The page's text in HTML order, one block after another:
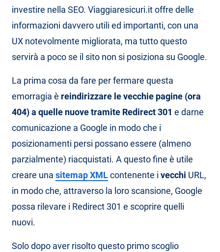
investire nella SEO. Viaggiaresicuri.it offre delle
informazioni davvero utili ed importanti, con una
UX notevolmente migliorata, ma tutto questo
servirà a poco se il sito non si posiziona su Google.
La prima cosa da fare per fermare questa
emorragia è reindirizzare le vecchie pagine (ora
404) a quelle nuove tramite Redirect 301 e darne
comunicazione a Google in modo che i
posizionamenti persi possano essere (almeno
parzialmente) riacquistati. A questo fine è utile
creare una sitemap XMLcontenente i vecchi URL,
in modo che, attraverso la loro scansione, Google
possa rilevare i Redirect 301 e scoprire quelli
nuovi.
Solo dopo aver risolto questo primo scoglio